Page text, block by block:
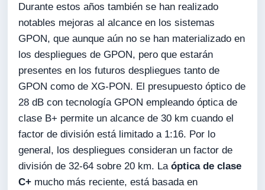
Durante estos años también se han realizado
notables mejoras al alcance en los sistemas
GPON, que aunque aún no se han materializado en
los despliegues de GPON, pero que estarán
presentes en los futuros despliegues tanto de
GPON como de XG-PON. El presupuesto óptico de
28 dB con tecnología GPON empleando óptica de
clase B+ permite un alcance de 30 km cuando el
factor de división está limitado a 1:16. Por lo
general, los despliegues consideran un factor de
división de 32-64 sobre 20 km. Laóptica de clase
C+ mucho más reciente, está basada en